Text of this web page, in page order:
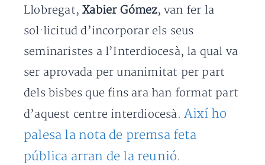
Llobregat,Xabier Gómez, van fer la
sol·licitud d’incorporar els seus
seminaristes a l’Interdiocesà, la qual va
ser aprovada per unanimitat per part
dels bisbes que fins ara han format part
d’aquest centre interdiocesà. Així ho
palesa la nota de premsa feta
pública arran de la reunió.